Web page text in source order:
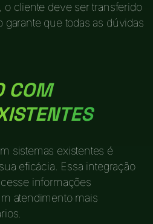
cliente deve ser transferido
garante que todas as dúvidas
COM
sistemas existentes é
eficácia. Essa integração
informações
atendimento mais